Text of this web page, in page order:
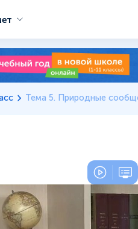
Тема 5. Природные